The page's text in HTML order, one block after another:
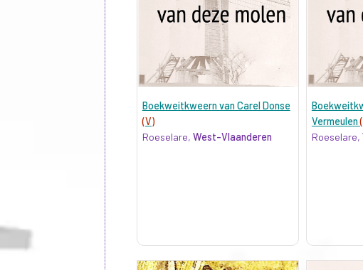
Boekweitkweern van Carel Donse
(V)
Roeselare, West-Vlaanderen
Vermeulen
Roeselare,